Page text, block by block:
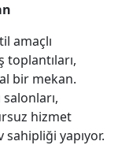
amaçlı
toplantıları,
bir mekan.
hizmet
sahipliği yapıyor.